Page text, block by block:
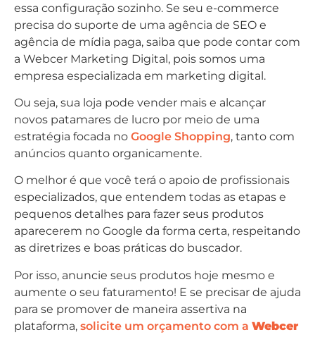
essa configuração sozinho. Se seu e-commerce
precisa do suporte de uma agência de SEO e
agência de mídia paga, saiba que pode contar com
a Webcer Marketing Digital, pois somos uma
empresa especializada em marketing digital.
Ou seja, sua loja pode vender mais e alcançar
novos patamares de lucro por meio de uma
estratégia focada no Google Shopping, tanto com
anúncios quanto organicamente.
O melhor é que você terá o apoio de profissionais
especializados, que entendem todas as etapas e
pequenos detalhes para fazer seus produtos
aparecerem no Google da forma certa, respeitando
as diretrizes e boas práticas do buscador.
Por isso, anuncie seus produtos hoje mesmo e
aumente o seu faturamento! E se precisar de ajuda
para se promover de maneira assertiva na
plataforma, solicite um orçamento com a Webcer